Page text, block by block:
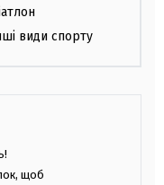
види спорту
щоб